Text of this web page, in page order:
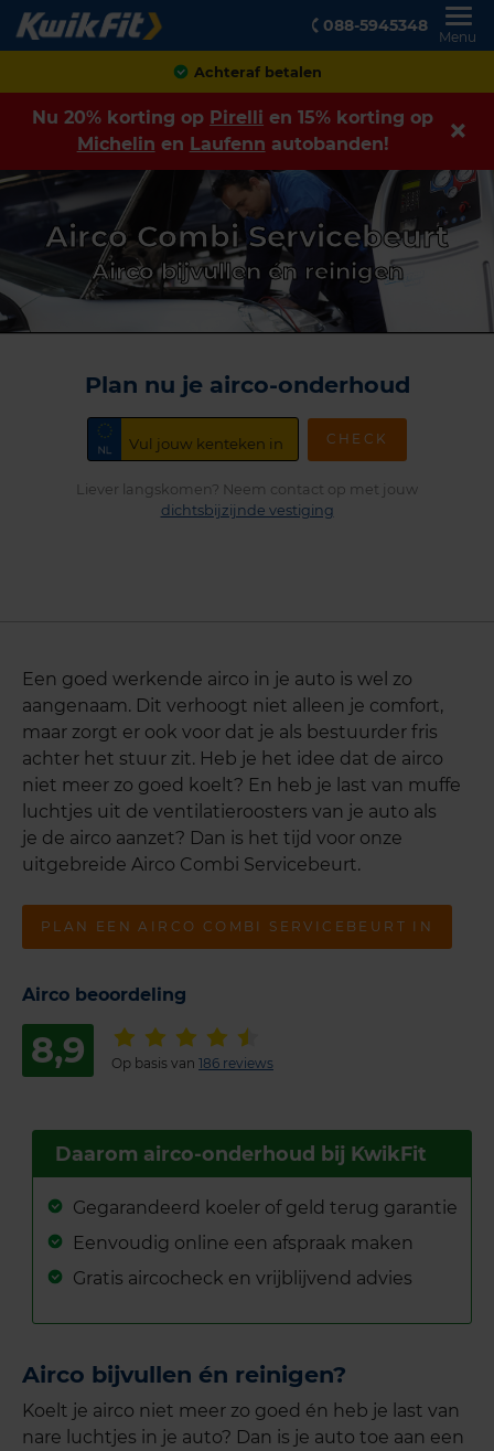
088-5945348
Menu
Achteraf betalen
Nu 20% korting op Pirelli en 15% korting op
Michelin en Laufenn autobanden!
Airco Combi Servicebeurt
Airco bijvullen én reinigen
Plan nu je airco-onderhoud
CHECK
Liever langskomen? Neem contact op met jouw
dichtsbijzijnde vestiging
Een goed werkende airco in je auto is wel zo
aangenaam. Dit verhoogt niet alleen je comfort,
maar zorgt er ook voor dat je als bestuurder fris
achter het stuur zit. Heb je het idee dat de airco
niet meer zo goed koelt? En heb je last van muffe
luchtjes uit de ventilatieroosters van je auto als
je de airco aanzet? Dan is het tijd voor onze
uitgebreide Airco Combi Servicebeurt.
PLAN EEN AIRCO COMBI SERVICEBEURT IN
Airco beoordeling
8,9 Op basis van 186 reviews
Daarom airco-onderhoud bij KwikFit
Gegarandeerd koeler of geld terug garantie
Eenvoudig online een afspraak maken
Gratis aircocheck en vrijblijvend advies
Airco bijvullen én reinigen?
Koelt je airco niet meer zo goed én heb je last van
nare luchtjes in je auto? Dan is je auto toe aan een